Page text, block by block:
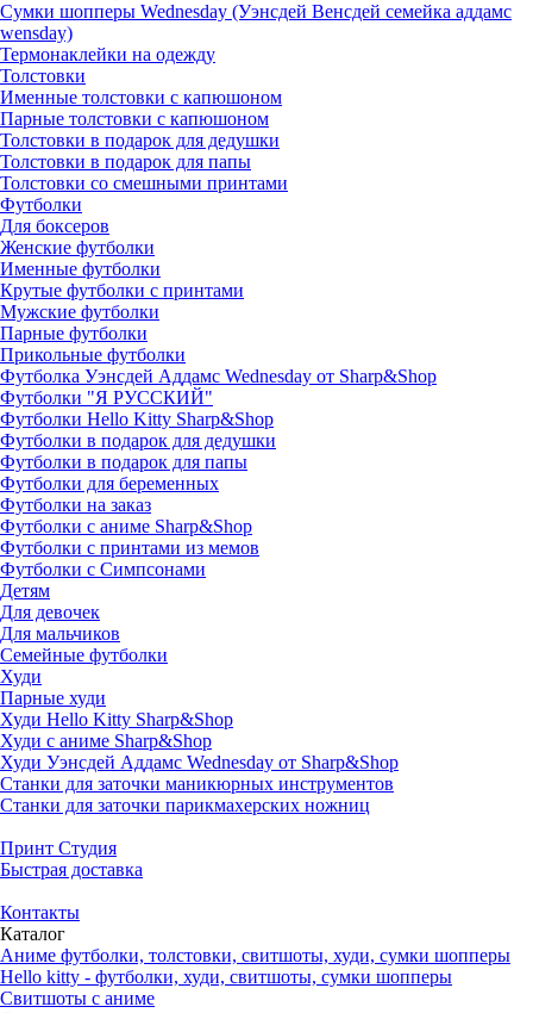
Сумки шопперы Wednesday (Уэнсдей Венсдей семейка аддамс
wensday)
Термонаклейки на одежду
Толстовки
Именные толстовки с капюшоном
Парные толстовки с капюшоном
Толстовки в подарок для дедушки
Толстовки в подарок для папы
Толстовки со смешными принтами
Футболки
Для боксеров
Женские футболки
Именные футболки
Крутые футболки с принтами
Мужские футболки
Парные футболки
Прикольные футболки
Футболка Уэнсдей Аддамс Wednesday от Sharp&Shop
Футболки "Я РУССКИЙ"
Футболки Hello Kitty Sharp&Shop
Футболки в подарок для дедушки
Футболки в подарок для папы
Футболки для беременных
Футболки на заказ
Футболки с аниме Sharp&Shop
Футболки с принтами из мемов
Футболки с Симпсонами
Детям
Для девочек
Для мальчиков
Семейные футболки
Худи
Парные худи
Худи Hello Kitty Sharp&Shop
Худи с аниме Sharp&Shop
Худи Уэнсдей Аддамс Wednesday от Sharp&Shop
Станки для заточки маникюрных инструментов
Станки для заточки парикмахерских ножниц
Принт Студия
Быстрая доставка
Контакты
Каталог
Аниме футболки, толстовки, свитшоты, худи, сумки шопперы
Hello kitty - футболки, худи, свитшоты, сумки шопперы
Свитшоты с аниме